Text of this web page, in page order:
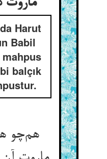
Harut
Babil
balçık
هم‌چو